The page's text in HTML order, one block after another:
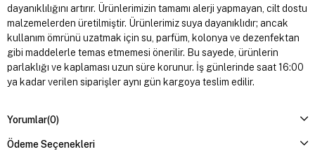
dayanıklılığını artırır. Ürünlerimizin tamamı alerji yapmayan, cilt dostu
malzemelerden üretilmiştir. Ürünlerimiz suya dayanıklıdır; ancak
kullanım ömrünü uzatmak için su, parfüm, kolonya ve dezenfektan
gibi maddelerle temas etmemesi önerilir. Bu sayede, ürünlerin
parlaklığı ve kaplaması uzun süre korunur. İş günlerinde saat 16:00
ya kadar verilen siparişler aynı gün kargoya teslim edilir.
Yorumlar(0)
Ödeme Seçenekleri